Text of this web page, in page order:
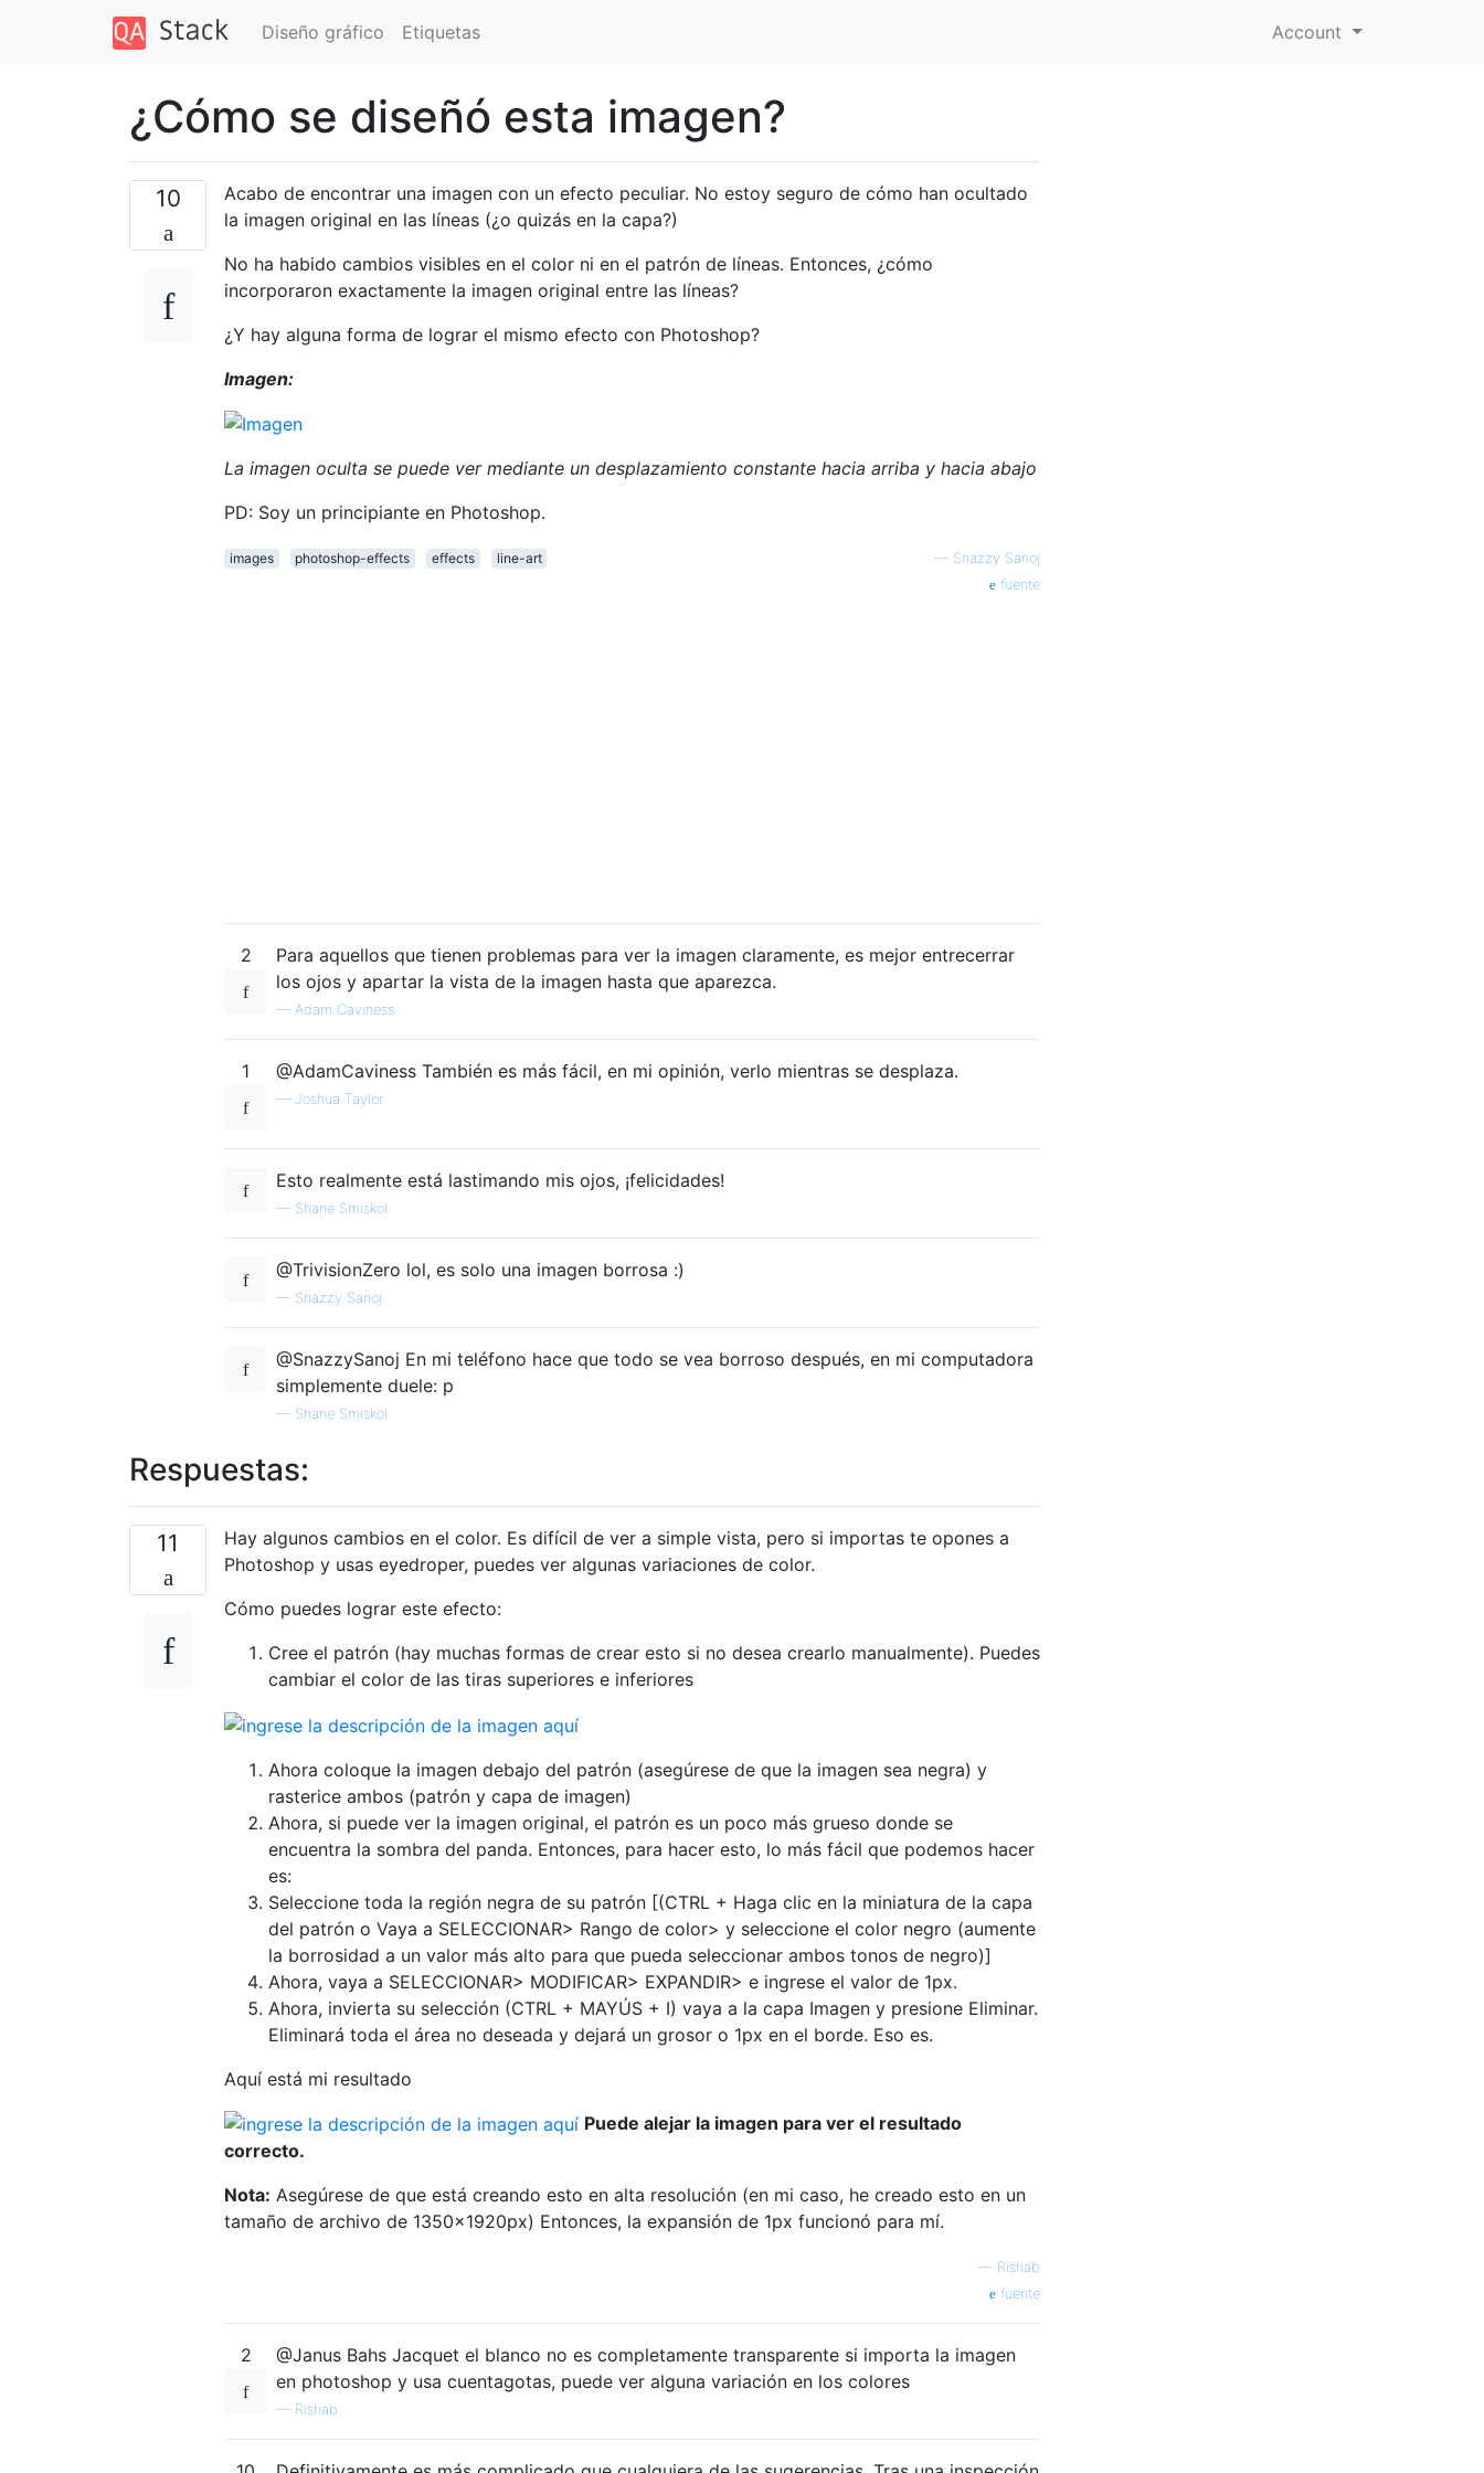
Diseño gráfico Etiquetas Account
¿Cómo se diseñó esta imagen?
10
Acabo de encontrar una imagen con un efecto peculiar. No estoy seguro de cómo han ocultado
la imagen original en las líneas (¿o quizás en la capa?)
No ha habido cambios visibles en el color ni en el patrón de líneas. Entonces, ¿cómo
incorporaron exactamente la imagen original entre las líneas?
¿Y hay alguna forma de lograr el mismo efecto con Photoshop?
Imagen:
La imagen oculta se puede ver mediante un desplazamiento constante hacia arriba y hacia abajo
PD: Soy un principiante en Photoshop.
images photoshop-effects effects line-art — Snazzy Sanoj
fuente
2
Para aquellos que tienen problemas para ver la imagen claramente, es mejor entrecerrar
los ojos y apartar la vista de la imagen hasta que aparezca.
— Adam Caviness
1 @AdamCaviness También es más fácil, en mi opinión, verlo mientras se desplaza.
— Joshua Taylor
Esto realmente está lastimando mis ojos, ¡felicidades!
— Shane Smiskol
@TrivisionZero lol, es solo una imagen borrosa :)
— Snazzy Sanoj
@SnazzySanoj En mi teléfono hace que todo se vea borroso después, en mi computadora
simplemente duele: p
— Shane Smiskol
Respuestas:
11
Hay algunos cambios en el color. Es difícil de ver a simple vista, pero si importas te opones a
Photoshop y usas eyedroper, puedes ver algunas variaciones de color.
Cómo puedes lograr este efecto:
Cree el patrón (hay muchas formas de crear esto si no desea crearlo manualmente). Puedes
cambiar el color de las tiras superiores e inferiores
Ahora coloque la imagen debajo del patrón (asegúrese de que la imagen sea negra) y
rasterice ambos (patrón y capa de imagen)
Ahora, si puede ver la imagen original, el patrón es un poco más grueso donde se
encuentra la sombra del panda. Entonces, para hacer esto, lo más fácil que podemos hacer
es:
Seleccione toda la región negra de su patrón [(CTRL + Haga clic en la miniatura de la capa
del patrón o Vaya a SELECCIONAR> Rango de color> y seleccione el color negro (aumente
la borrosidad a un valor más alto para que pueda seleccionar ambos tonos de negro)]
Ahora, vaya a SELECCIONAR> MODIFICAR> EXPANDIR> e ​​ingrese el valor de 1px.
Ahora, invierta su selección (CTRL + MAYÚS + I) vaya a la capa Imagen y presione Eliminar.
Eliminará toda el área no deseada y dejará un grosor o 1px en el borde. Eso es.
Aquí está mi resultado
Puede alejar la imagen para ver el resultado
correcto.
Nota: Asegúrese de que está creando esto en alta resolución (en mi caso, he creado esto en un
tamaño de archivo de 1350x1920px) Entonces, la expansión de 1px funcionó para mí.
— Rishab
fuente
2
@Janus Bahs Jacquet el blanco no es completamente transparente si importa la imagen
en photoshop y usa cuentagotas, puede ver alguna variación en los colores
— Rishab